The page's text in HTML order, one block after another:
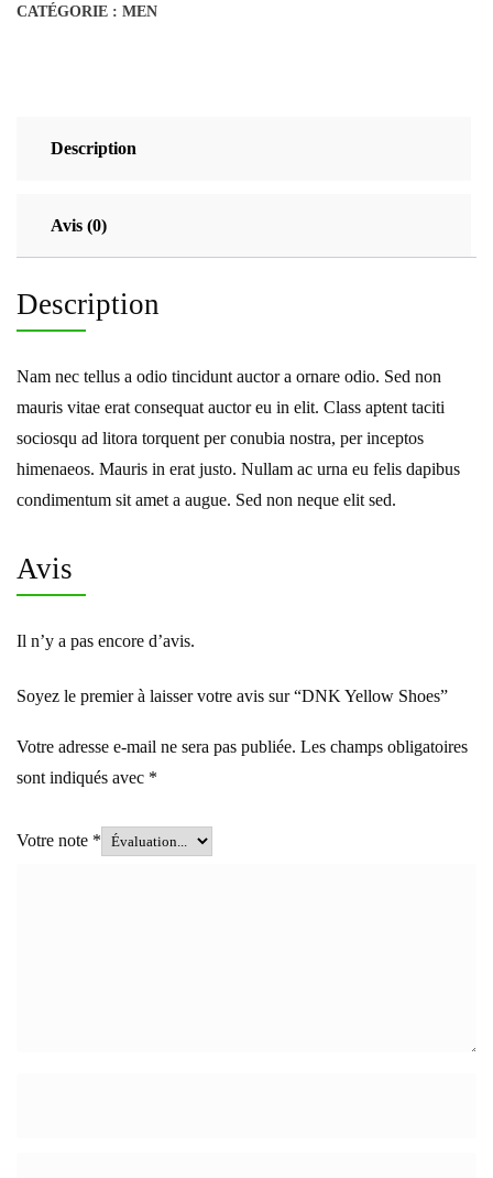
CATÉGORIE : MEN
Description
Avis (0)
Description
Nam nec tellus a odio tincidunt auctor a ornare odio. Sed non
mauris vitae erat consequat auctor eu in elit. Class aptent taciti
sociosqu ad litora torquent per conubia nostra, per inceptos
himenaeos. Mauris in erat justo. Nullam ac urna eu felis dapibus
condimentum sit amet a augue. Sed non neque elit sed.
Avis
Il n’y a pas encore d’avis.
Soyez le premier à laisser votre avis sur “DNK Yellow Shoes”
Votre adresse e-mail ne sera pas publiée. Les champs obligatoires
sont indiqués avec *
Votre note *